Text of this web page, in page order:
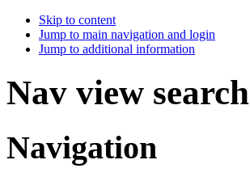
Skip to content
Jump to main navigation and login
Jump to additional information
Nav view search
Navigation